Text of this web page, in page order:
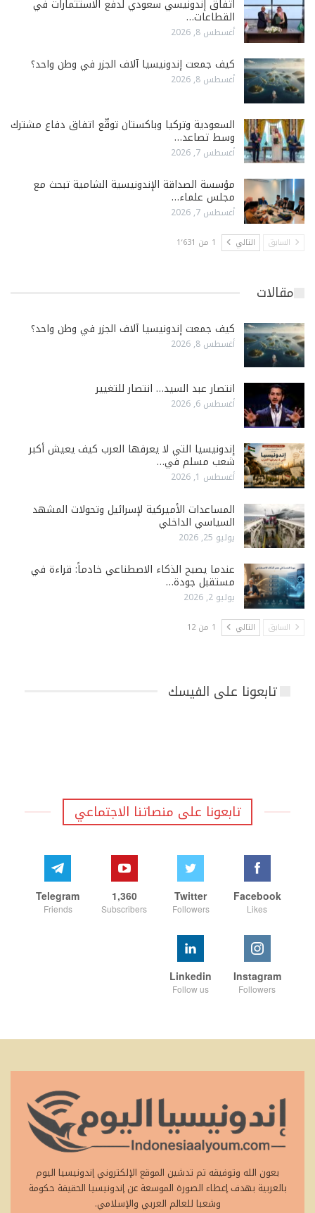
اتفاق إندونيسي سعودي لدفع الاستثمارات في
القطاعات…
أغسطس 8, 2026
كيف جمعت إندونيسيا آلاف الجزر في وطن واحد؟
أغسطس 8, 2026
السعودية وتركيا وباكستان توقّع اتفاق دفاع مشترك
وسط تصاعد…
أغسطس 7, 2026
مؤسسة الصداقة الإندونيسية الشامية تبحث مع
مجلس علماء…
أغسطس 7, 2026
السابق التالي 1 من 1٬631
مقالات
كيف جمعت إندونيسيا آلاف الجزر في وطن واحد؟
أغسطس 8, 2026
انتصار عبد السيد… انتصار للتغيير
أغسطس 6, 2026
إندونيسيا التي لا يعرفها العرب كيف يعيش أكبر
شعب مسلم في…
أغسطس 1, 2026
المساعدات الأميركية لإسرائيل وتحولات المشهد
السياسي الداخلي
يوليو 25, 2026
عندما يصبح الذكاء الاصطناعي خادماً: قراءة في
مستقبل جودة…
يوليو 2, 2026
السابق التالي 1 من 12
تابعونا على الفيسك
تابعونا على منصاتنا الاجتماعي
Facebook
Likes
Twitter
Followers
1,360
Subscribers
Telegram
Friends
Instagram
Followers
Linkedin
Follow us
بعون الله وتوفيقه تم تدشين الموقع الإلكتروني إندونيسيا اليوم
بالعربية بهدف إعطاء الصورة الموسعة عن إندونيسيا الحقيقة حكومة
وشعبا للعالم العربي والإسلامي.